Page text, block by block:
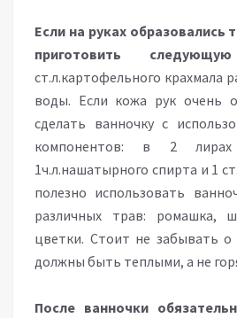
Если на руках
приготовить
ст.л.картофельного крахмала
воды. Если кожа рук очень
сделать ванночку с
компонентов: в 2
1ч.л.нашатырного спирта и 1
полезно использовать
различных трав: ромашка,
цветки. Стоит не забывать
должны быть теплыми, а не
После ванночки